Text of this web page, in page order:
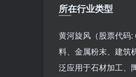
所在行业类型
黄河旋风（股票代码
料、金属粉末、建筑
泛应用于石材加工、